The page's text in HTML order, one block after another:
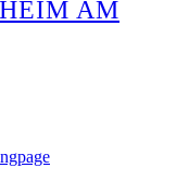
AM